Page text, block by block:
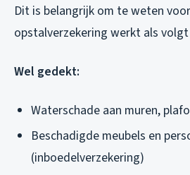
Dit is belangrijk om te weten
opstalverzekering werkt als
Wel gedekt:
Waterschade aan muren,
Beschadigde meubels en
(inboedelverzekering)